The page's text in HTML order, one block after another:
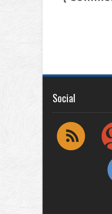
Social